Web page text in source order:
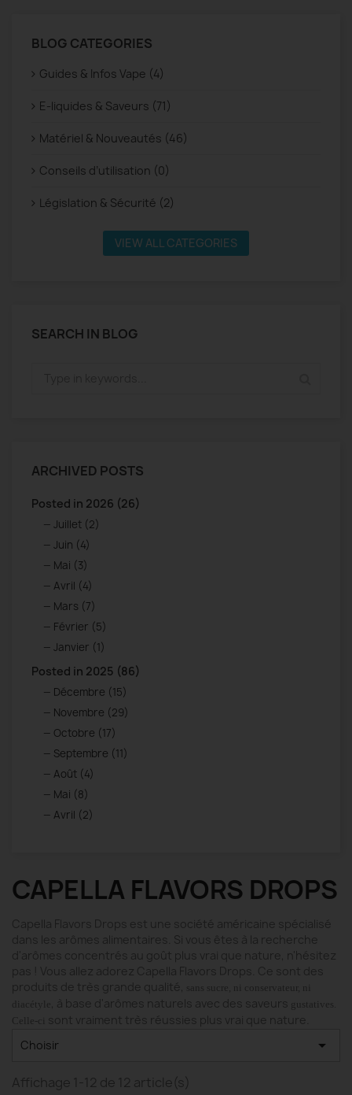
BLOG CATEGORIES
Guides & Infos Vape (4)
E-liquides & Saveurs (71)
Matériel & Nouveautés (46)
Conseils d’utilisation (0)
Législation & Sécurité (2)
VIEW ALL CATEGORIES
SEARCH IN BLOG
ARCHIVED POSTS
Posted in 2026 (26)
Juillet (2)
Juin (4)
Mai (3)
Avril (4)
Mars (7)
Février (5)
Janvier (1)
Posted in 2025 (86)
Décembre (15)
Novembre (29)
Octobre (17)
Septembre (11)
Août (4)
Mai (8)
Avril (2)
CAPELLA FLAVORS DROPS
Capella Flavors Drops est une société américaine spécialisé
dans les arômes alimentaires. Si vous êtes à la recherche
d'arômes concentrés au goût plus vrai que nature, n'hésitez
pas ! Vous allez adorez Capella Flavors Drops. Ce sont des
produits de très grande qualité,
sans sucre, ni conservateur, ni
diacétyle , à base d'arômes naturels avec des saveurs
gustatives.
Celle-ci
sont vraiment très réussies plus vrai que nature.
Choisir

Affichage 1-12 de 12 article(s)